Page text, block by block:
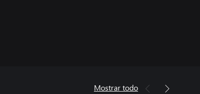
Mostrar todo